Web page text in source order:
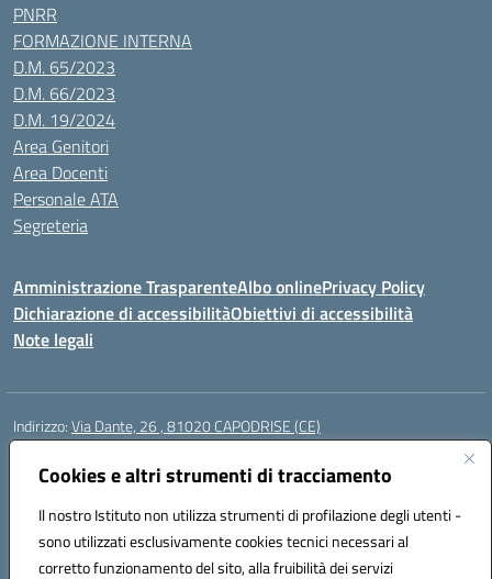
Cookies e altri strumenti di tracciamento
Il nostro Istituto non utilizza strumenti di profilazione degli utenti -
sono utilizzati esclusivamente cookies tecnici necessari al
corretto funzionamento del sito, alla fruibilità dei servizi
PNRR
FORMAZIONE INTERNA
D.M. 65/2023
D.M. 66/2023
D.M. 19/2024
Area Genitori
Area Docenti
Personale ATA
Segreteria
Amministrazione TrasparenteAlbo onlinePrivacy Policy
Dichiarazione di accessibilitàObiettivi di accessibilità
Note legali
Indirizzo:Via Dante, 26 , 81020 CAPODRISE (CE)
Centralino:
Posta elettronica certificata (PEC):CEIC83000V@pec.istruzione.it
Codice fiscale: 80103200616
Codice meccanografico:CEIC83000V
Codice Indice delle Pubbliche Amministrazioni (IPA): istsc_ceic83000v